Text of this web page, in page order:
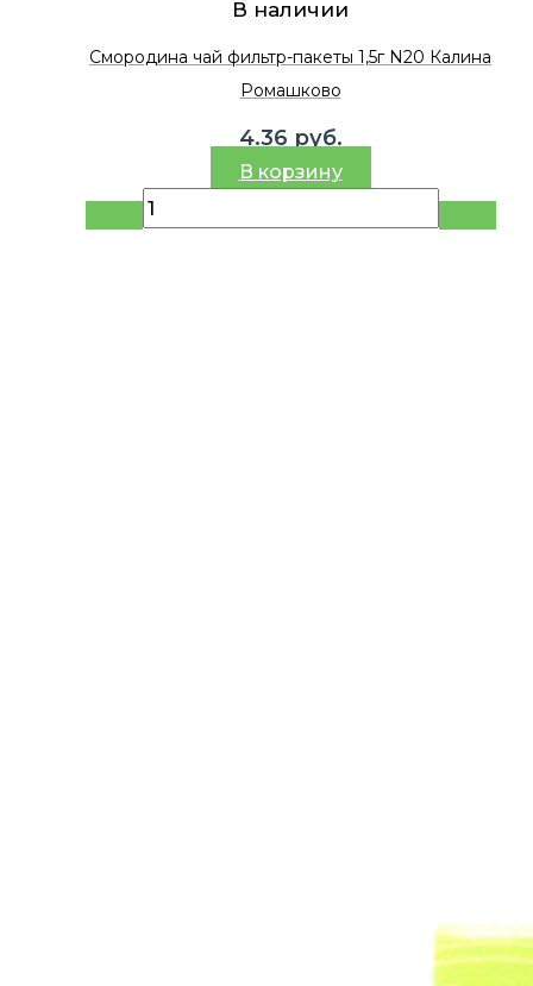
В наличии
Смородина чай фильтр-пакеты 1,5г N20 Калина
Ромашково
4.36 руб.
В корзину